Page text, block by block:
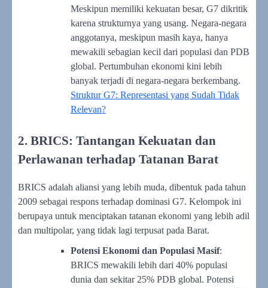
Meskipun memiliki kekuatan besar, G7 dikritik
karena strukturnya yang usang. Negara-negara
anggotanya, meskipun masih kaya, hanya
mewakili sebagian kecil dari populasi dan PDB
global. Pertumbuhan ekonomi kini lebih
banyak terjadi di negara-negara berkembang.
Struktur G7: Representasi yang Sudah Tidak
Relevan?
2. BRICS: Tantangan Kekuatan dan
Perlawanan terhadap Tatanan Barat
BRICS adalah aliansi yang lebih muda, dibentuk pada tahun
2009 sebagai respons terhadap dominasi G7. Kelompok ini
berupaya untuk menciptakan tatanan ekonomi yang lebih adil
dan multipolar, yang tidak lagi terpusat pada Barat.
Potensi Ekonomi dan Populasi Masif:
BRICS mewakili lebih dari 40% populasi
dunia dan sekitar 25% PDB global. Potensi